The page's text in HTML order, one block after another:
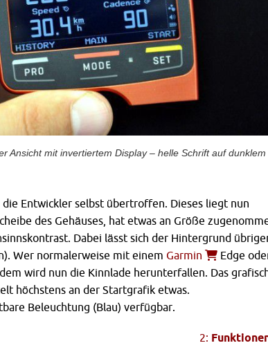
Ansicht mit invertiertem Display – helle Schrift auf dunklem
die Entwickler selbst übertroffen. Dieses liegt nun
des Gehäuses, hat etwas an Größe
Dabei lässt sich der Hintergrund
Wer normalerweise mit einem Garmin
Edge
wird nun die Kinnlade herunterfallen. Das
höchstens an der Startgrafik etwas.
Beleuchtung (Blau) verfügbar.
2: